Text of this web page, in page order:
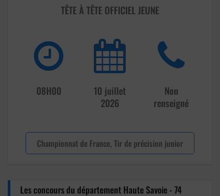
TÊTE À TÊTE OFFICIEL JEUNE
08H00
10 juillet
2026
Non
renseigné
Championnat de France, Tir de précision junior
Les concours du département Haute Savoie - 74